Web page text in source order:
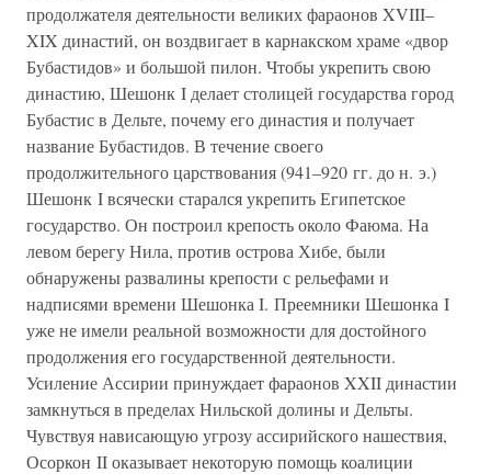
продолжателя деятельности великих фараонов XVIII–
XIX династий, он воздвигает в карнакском храме «двор
Бубастидов» и большой пилон. Чтобы укрепить свою
династию, Шешонк I делает столицей государства город
Бубастис в Дельте, почему его династия и получает
название Бубастидов. В течение своего
продолжительного царствования (941–920 гг. до н. э.)
Шешонк I всячески старался укрепить Египетское
государство. Он построил крепость около Фаюма. На
левом берегу Нила, против острова Хибе, были
обнаружены развалины крепости с рельефами и
надписями времени Шешонка I. Преемники Шешонка I
уже не имели реальной возможности для достойного
продолжения его государственной деятельности.
Усиление Ассирии принуждает фараонов XXII династии
замкнуться в пределах Нильской долины и Дельты.
Чувствуя нависающую угрозу ассирийского нашествия,
Осоркон II оказывает некоторую помощь коалиции